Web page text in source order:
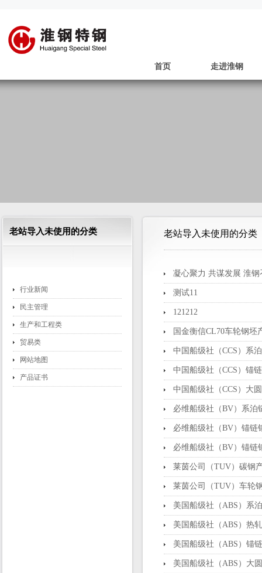
首页 走进淮钢
老站导入未使用的分类
行业新闻
民主管理
生产和工程类
贸易类
网站地图
产品证书
老站导入未使用的分类
凝心聚力 共谋发展 淮
测试11
121212
国金衡信CL70车轮钢坯
中国船级社（CCS）系
中国船级社（CCS）锚
中国船级社（CCS）大
必维船级社（BV）系泊
必维船级社（BV）锚链
必维船级社（BV）锚链
莱茵公司（TUV）碳钢
莱茵公司（TUV）车轮
美国船级社（ABS）系
美国船级社（ABS）热
美国船级社（ABS）锚
美国船级社（ABS）大